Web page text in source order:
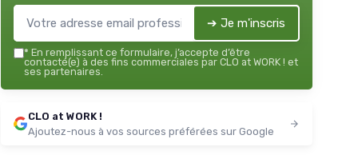
➔ Je m'inscris
* En remplissant ce formulaire, j’accepte d’être
contacté(e) à des fins commerciales par CLO at WORK ! et
ses partenaires.
CLO at WORK !
Ajoutez-nous à vos sources préférées sur Google